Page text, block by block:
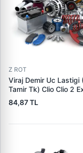
Z ROT
Viraj Demir Uc Lastigi
Tamir Tk) Clio Clio 2
Kangoo Logan
799404 | OEM
84,87 TL